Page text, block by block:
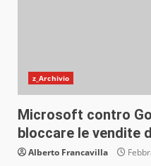
z_Archivio
Microsoft contro
bloccare le vendite
Alberto Francavilla